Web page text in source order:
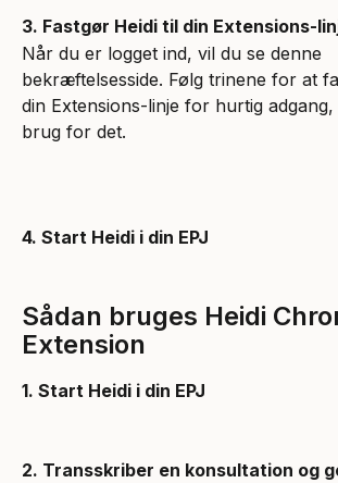
3. Fastgør Heidi til din Extensions-
Når du er logget ind, vil du se denne
bekræftelsesside. Følg trinene for at
din Extensions-linje for hurtig
brug for det.
4. Start Heidi i din EPJ
Sådan bruges Heidi
Extension
1. Start Heidi i din EPJ
2. Transskriber en konsultation og